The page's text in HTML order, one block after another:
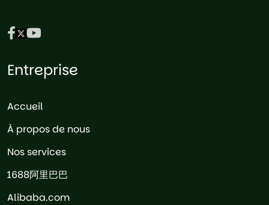
Entreprise
Accueil
À propos de nous
Nos services
1688阿里巴巴
Alibaba.com